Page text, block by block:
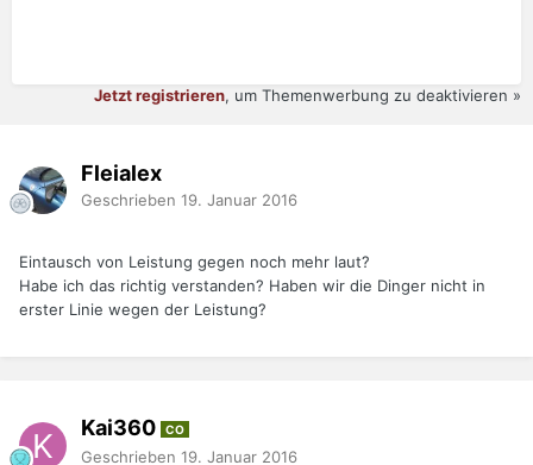
Jetzt registrieren, um Themenwerbung zu deaktivieren »
Fleialex
Geschrieben 19. Januar 2016
Eintausch von Leistung gegen noch mehr laut?
Habe ich das richtig verstanden? Haben wir die Dinger nicht in
erster Linie wegen der Leistung?
Kai360 CO
Geschrieben 19. Januar 2016